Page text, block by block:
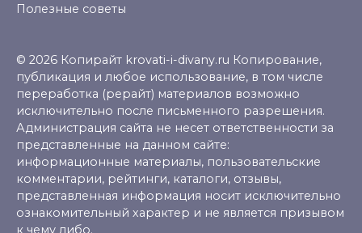
Полезные советы
© 2026 Копирайт krovati-i-divany.ru Копирование,
публикация и любое использование, в том числе
переработка (рерайт) материалов возможно
исключительно после письменного разрешения.
Администрация сайта не несет ответственности за
представленные на данном сайте:
информационные материалы, пользовательские
комментарии, рейтинги, каталоги, отзывы,
представленная информация носит исключительно
ознакомительный характер и не является призывом